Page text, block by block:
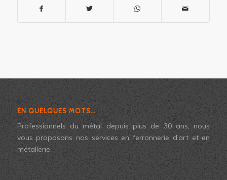
EN QUELQUES MOTS…
Professionnels du métal depuis plus de 30 ans, nous
vous proposons nos services en ferronnerie d’art et en
métallerie.